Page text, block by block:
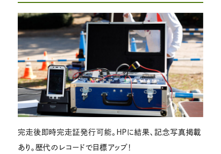
完走後即時完走証発行可能。HPに結果、記念写真掲載
あり。歴代のレコードで目標アップ！